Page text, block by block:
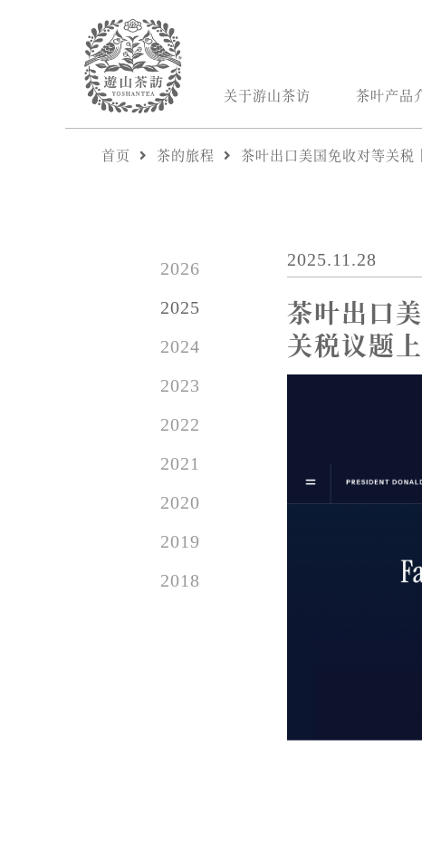
关于游山茶访 茶叶产品
首页 茶的旅程 茶叶出口美国免收对等关税
2026
2025
2024
2023
2022
2021
2020
2019
2018
2025.11.28
茶叶出口
关税议题